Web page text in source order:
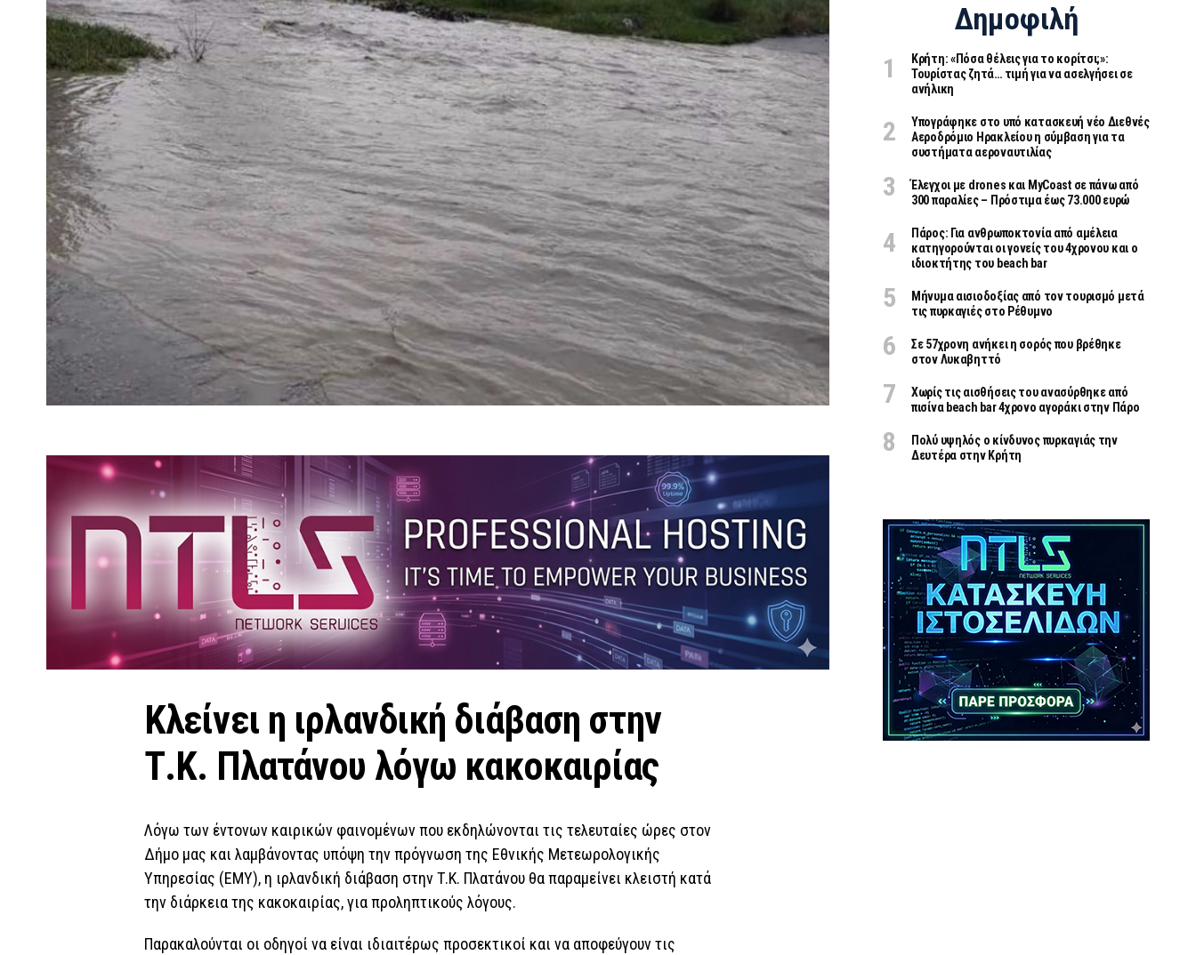
Κλείνει η ιρλανδική διάβαση στην
Τ.Κ. Πλατάνου λόγω κακοκαιρίας
Λόγω των έντονων καιρικών φαινομένων που εκδηλώνονται τις τελευταίες ώρες στον
Δήμο μας και λαμβάνοντας υπόψη την πρόγνωση της Εθνικής Μετεωρολογικής
Υπηρεσίας (ΕΜΥ), η ιρλανδική διάβαση στην Τ.Κ. Πλατάνου θα παραμείνει κλειστή κατά
την διάρκεια της κακοκαιρίας, για προληπτικούς λόγους.
Παρακαλούνται οι οδηγοί να είναι ιδιαιτέρως προσεκτικοί και να αποφεύγουν τις
Δημοφιλή
Κρήτη: «Πόσα θέλεις για το κορίτσι;»:
Τουρίστας ζητά… τιμή για να ασελγήσει σε
ανήλικη
Υπογράφηκε στο υπό κατασκευή νέο Διεθνές
Αεροδρόμιο Ηρακλείου η σύμβαση για τα
συστήματα αεροναυτιλίας
Έλεγχοι με drones και MyCoast σε πάνω από
300 παραλίες – Πρόστιμα έως 73.000 ευρώ
Πάρος: Για ανθρωποκτονία από αμέλεια
κατηγορούνται οι γονείς του 4χρονου και ο
ιδιοκτήτης του beach bar
Μήνυμα αισιοδοξίας από τον τουρισμό μετά
τις πυρκαγιές στο Ρέθυμνο
Σε 57χρονη ανήκει η σορός που βρέθηκε
στον Λυκαβηττό
Χωρίς τις αισθήσεις του ανασύρθηκε από
πισίνα beach bar 4χρονο αγοράκι στην Πάρο
Πολύ υψηλός ο κίνδυνος πυρκαγιάς την
Δευτέρα στην Κρήτη